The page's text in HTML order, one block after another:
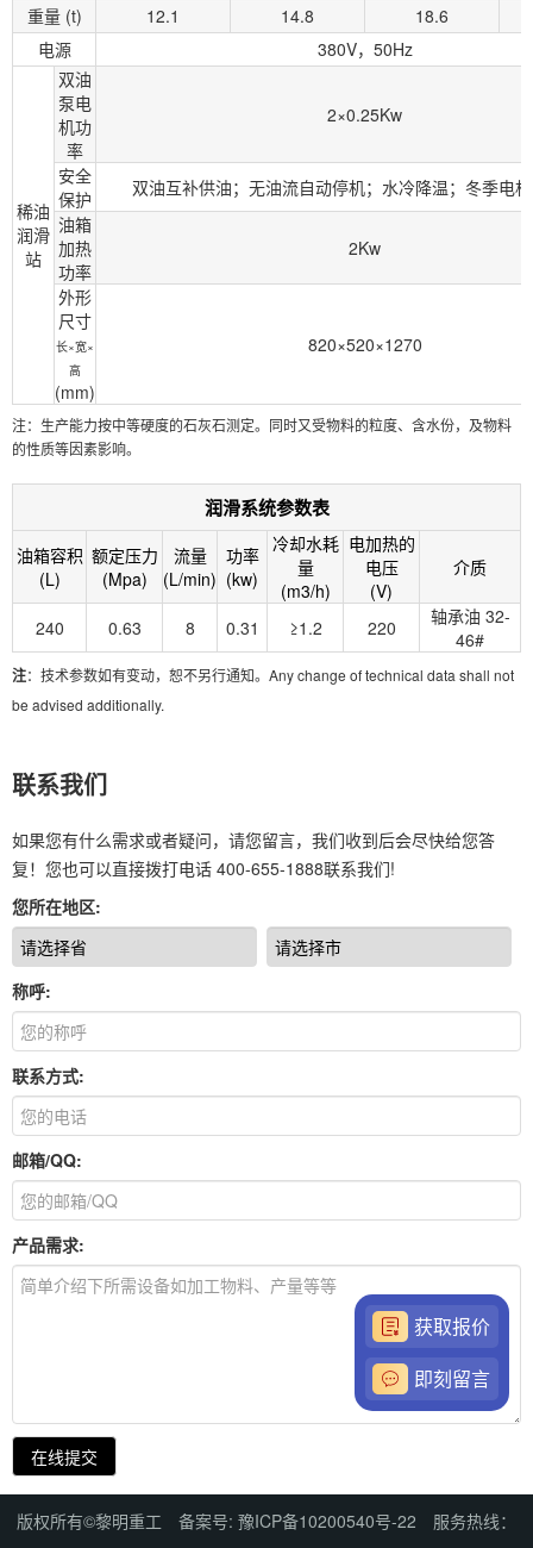
重量 (t) 12.1 14.8
18.6
电源
380V，50Hz
稀油
润滑
站
双油
泵电
机功
率
2×0.25Kw
安全
保护
双油互补供油；无油流自动停机；水冷降温；冬季电
油箱
加热
功率
2Kw
外形
尺寸
长×宽×
高
(mm)
820×520×1270
注：生产能力按中等硬度的石灰石测定。同时又受物料的粒度、含水份，及物料
的性质等因素影响。
润滑系统参数表
油箱容积
(L)
额定压力
(Mpa)
流量
(L/min)
功率
(kw)
冷却水耗
量
(m3/h)
电加热的
电压
(V)
介质
240 0.63 8 0.31 ≥1.2 220
轴承油 32-
46#
注：技术参数如有变动，恕不另行通知。Any change of technical data shall not
be advised additionally.
联系我们
如果您有什么需求或者疑问，请您留言，我们收到后会尽快给您答
复！您也可以直接拨打电话 400-655-1888联系我们!
您所在地区:
称呼:
联系方式:
邮箱/QQ:
产品需求:
在线提交
版权所有©黎明重工 备案号: 豫ICP备10200540号-22 服务热线：
获取报价
即刻留言